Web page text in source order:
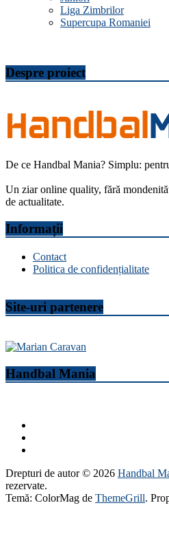
Liga Zimbrilor
Supercupa Romaniei
Despre proiect
De ce Handbal Mania? Simplu:
Un ziar online quality, fără
de actualitate.
Informații
Contact
Politica de confidențialitate
Site-uri partenere
Handbal Mania
Drepturi de autor © 2026 Handbal
rezervate.
Temă: ColorMag de ThemeGrill.